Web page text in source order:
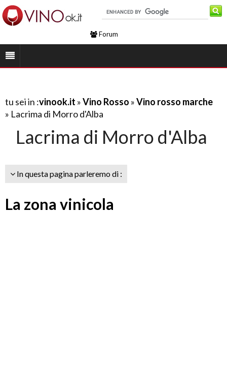
Forum
tu sei in :vinook.it »Vino Rosso »Vino rosso marche
» Lacrima di Morro d'Alba
Lacrima di Morro d'Alba
In questa pagina parleremo di :
La zona vinicola